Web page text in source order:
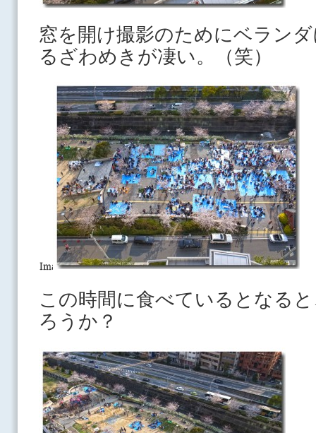
窓を開け撮影のためにベラン
るざわめきが凄い。（笑）
この時間に食べているとなる
ろうか？